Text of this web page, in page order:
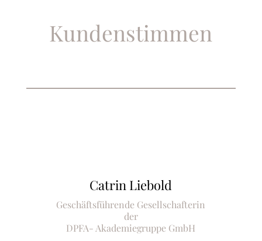
Kundenstimmen
Catrin Liebold
Geschäftsführende Gesellschafterin
der
DPFA- Akademiegruppe GmbH